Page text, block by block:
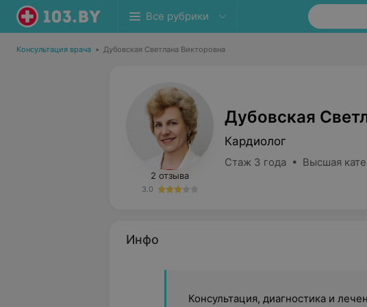
Все рубрики
Консультация врача • Дубовская Светлана Викторовна
2 отзыва
3.0
Дубовская
Кардиолог
Стаж 3 года • Высшая
Инфо
Консультация, диагностика и